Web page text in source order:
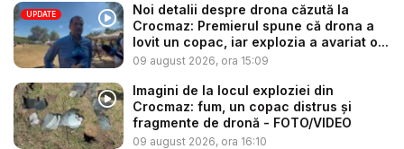
UPDATE
Noi detalii despre drona căzută la
Crocmaz: Premierul spune că drona a
lovit un copac, iar explozia a avariat o...
09 august 2026, ora 15:09
Imagini de la locul exploziei din
Crocmaz: fum, un copac distrus și
fragmente de dronă - FOTO/VIDEO
09 august 2026, ora 16:10